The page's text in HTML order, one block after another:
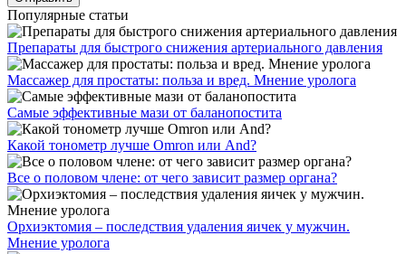
Популярные статьи
Препараты для быстрого снижения артериального давления
Массажер для простаты: польза и вред. Мнение уролога
Самые эффективные мази от баланопостита
Какой тонометр лучше Omron или And?
Все о половом члене: от чего зависит размер органа?
Орхиэктомия – последствия удаления яичек у мужчин.
Мнение уролога